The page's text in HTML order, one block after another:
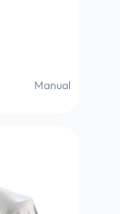
Manual